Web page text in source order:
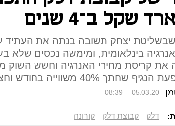
שקל ב־4 שנים
יצחק תשובה בנתה את העתיד
בינלאומית, ומימשה נכסים שלא
את קריסת מחירי האנרגיה וחשש השוק
שחתך 40% משווייה בחודש וחצי
08:39 05.03.20
דלק קבוצת דלק קורונה